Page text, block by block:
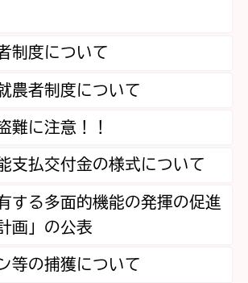
制度について
農者制度について
難に注意！！
支払交付金の様式について
する多面的機能の発揮の促進
画」の公表
等の捕獲について